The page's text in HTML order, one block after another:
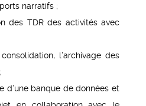
narratifs ;
des TDR des activités avec
l’archivage des
d’une banque de données et